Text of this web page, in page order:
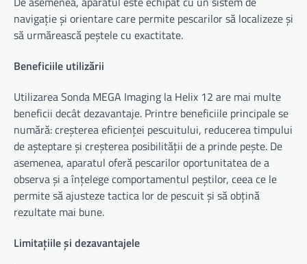
navigație și orientare care permite pescarilor să localizeze și
să urmărească peștele cu exactitate.
Beneficiile utilizării
Utilizarea Sonda MEGA Imaging la Helix 12 are mai multe
beneficii decât dezavantaje. Printre beneficiile principale se
numără: creșterea eficienței pescuitului, reducerea timpului
de așteptare și creșterea posibilității de a prinde pește. De
asemenea, aparatul oferă pescarilor oportunitatea de a
observa și a înțelege comportamentul peștilor, ceea ce le
permite să ajusteze tactica lor de pescuit și să obțină
rezultate mai bune.
Limitațiile și dezavantajele